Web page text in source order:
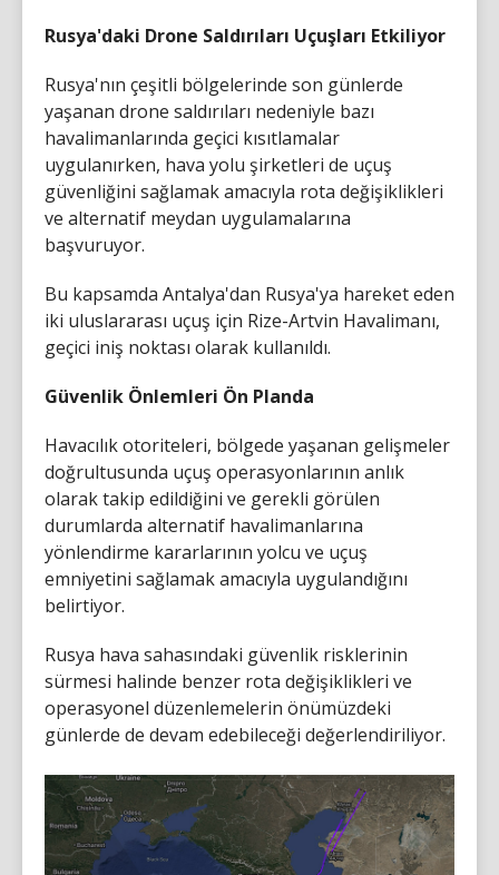
Rusya'daki Drone Saldırıları Uçuşları Etkiliyor
Rusya'nın çeşitli bölgelerinde son günlerde
yaşanan drone saldırıları nedeniyle bazı
havalimanlarında geçici kısıtlamalar
uygulanırken, hava yolu şirketleri de uçuş
güvenliğini sağlamak amacıyla rota değişiklikleri
ve alternatif meydan uygulamalarına
başvuruyor.
Bu kapsamda Antalya'dan Rusya'ya hareket eden
iki uluslararası uçuş için Rize-Artvin Havalimanı,
geçici iniş noktası olarak kullanıldı.
Güvenlik Önlemleri Ön Planda
Havacılık otoriteleri, bölgede yaşanan gelişmeler
doğrultusunda uçuş operasyonlarının anlık
olarak takip edildiğini ve gerekli görülen
durumlarda alternatif havalimanlarına
yönlendirme kararlarının yolcu ve uçuş
emniyetini sağlamak amacıyla uygulandığını
belirtiyor.
Rusya hava sahasındaki güvenlik risklerinin
sürmesi halinde benzer rota değişiklikleri ve
operasyonel düzenlemelerin önümüzdeki
günlerde de devam edebileceği değerlendiriliyor.